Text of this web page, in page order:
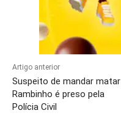
Artigo anterior
Suspeito de mandar matar
Rambinho é preso pela
Polícia Civil